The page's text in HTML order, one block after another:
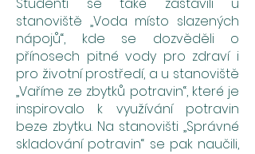
stanoviště „Voda místo slazených
nápojů“, kde se dozvěděli o
přínosech pitné vody pro zdraví i
pro životní prostředí, a u stanoviště
„Vaříme ze zbytků potravin“, které je
inspirovalo k využívání potravin
beze zbytku. Na stanovišti „Správné
skladování potravin“ se pak naučili,